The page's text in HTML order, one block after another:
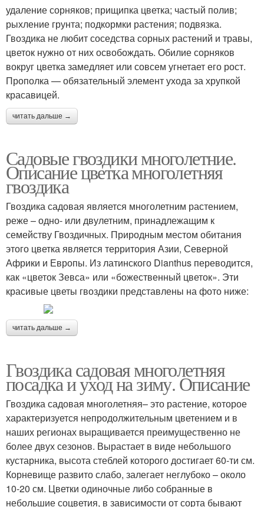
удаление сорняков; прищипка цветка; частый полив;
рыхление грунта; подкормки растения; подвязка.
Гвоздика не любит соседства сорных растений и травы,
цветок нужно от них освобождать. Обилие сорняков
вокруг цветка замедляет или совсем угнетает его рост.
Прополка — обязательный элемент ухода за хрупкой
красавицей.
читать дальше →
Садовые гвоздики многолетние.
Описание цветка многолетняя
гвоздика
Гвоздика садовая является многолетним растением,
реже – одно- или двулетним, принадлежащим к
семейству Гвоздичных. Природным местом обитания
этого цветка является территория Азии, Северной
Африки и Европы. Из латинского Dianthus переводится,
как «цветок Зевса» или «божественный цветок». Эти
красивые цветы гвоздики представлены на фото ниже:
читать дальше →
Гвоздика садовая многолетняя
посадка и уход на зиму. Описание
Гвоздика садовая многолетняя– это растение, которое
характеризуется непродолжительным цветением и в
наших регионах выращивается преимущественно не
более двух сезонов. Вырастает в виде небольшого
кустарника, высота стеблей которого достигает 60-ти см.
Корневище развито слабо, залегает неглубоко – около
10-20 см. Цветки одиночные либо собранные в
небольшие соцветия, в зависимости от сорта бывают